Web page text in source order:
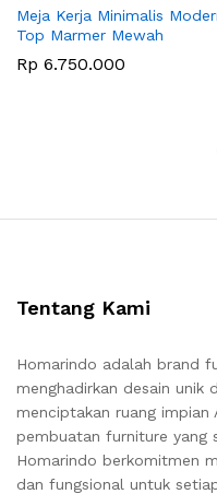
Meja Kerja Minimalis
Top Marmer Mewah
Rp 6.750.000
Tentang Kami
Homarindo adalah brand
menghadirkan desain unik
menciptakan ruang impian
pembuatan furniture yang
Homarindo berkomitmen
dan fungsional untuk